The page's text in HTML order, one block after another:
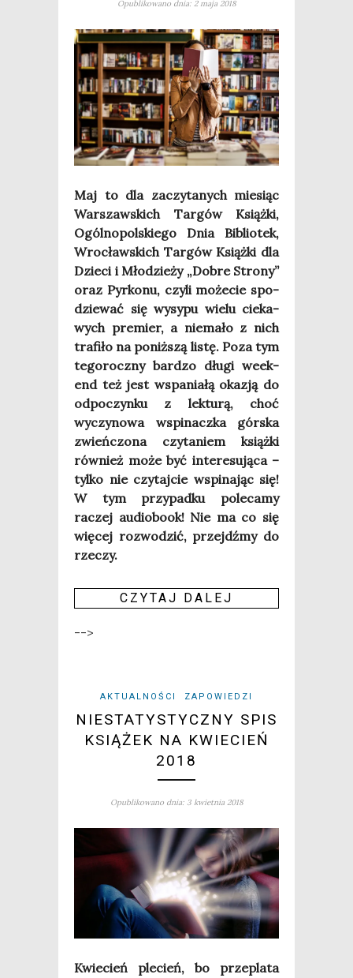
Opublikowano dnia: 2 maja 2018
Maj to dla zaczy­ta­nych mie­siąc
War­szaw­skich Tar­gów Książ­ki,
Ogól­no­pol­skie­go Dnia Biblio­tek,
Wro­cław­skich Tar­gów Książ­ki dla
Dzie­ci i Mło­dzie­ży „Dobre Stro­ny”
oraz Pyr­ko­nu, czy­li może­cie spo­
dzie­wać się wysy­pu wie­lu cie­ka­
wych pre­mier, a nie­ma­ło z nich
tra­fi­ło na poniż­szą listę. Poza tym
tego­rocz­ny bar­dzo dłu­gi week­
end też jest wspa­nia­łą oka­zją do
odpo­czyn­ku z lek­tu­rą, choć
wyczy­no­wa wspi­nacz­ka gór­ska
zwień­czo­na czy­ta­niem książ­ki
rów­nież może być inte­re­su­ją­ca –
tyl­ko nie czy­taj­cie wspi­na­jąc się!
W tym przy­pad­ku pole­ca­my
raczej audio­bo­ok! Nie ma co się
wię­cej roz­wo­dzić, przejdź­my do
rze­czy.
CZY­TAJ DALEJ
-->
AKTUALNOŚCI ZAPOWIEDZI
NIESTATYSTYCZNY SPIS
KSIĄŻEK NA KWIECIEŃ
2018
Opublikowano dnia: 3 kwietnia 2018
Kwie­cień ple­cień, bo prze­pla­ta